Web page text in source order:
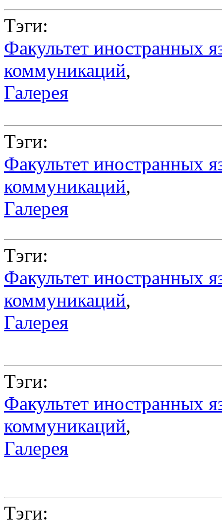
Тэги:
Факультет иностранных
коммуникаций,
Галерея
Тэги:
Факультет иностранных
коммуникаций,
Галерея
Тэги:
Факультет иностранных
коммуникаций,
Галерея
Тэги:
Факультет иностранных
коммуникаций,
Галерея
Тэги: